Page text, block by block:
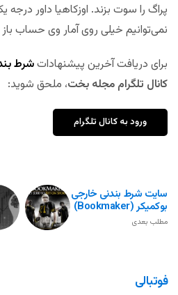
پراگ را سوت بزند. اوزکاهیا داور
نمی‌توانیم خیلی روی آمار وی حساب
برای دریافت آخرین پیشنهاداتشرط
کانال تلگرام مجله بخت، ملحق شوید:
ورود به کانال تلگرام
سایت شرط بندنی خارجی
بوکمیکر (Bookmaker)
مطلب بعدی
فوتبالی